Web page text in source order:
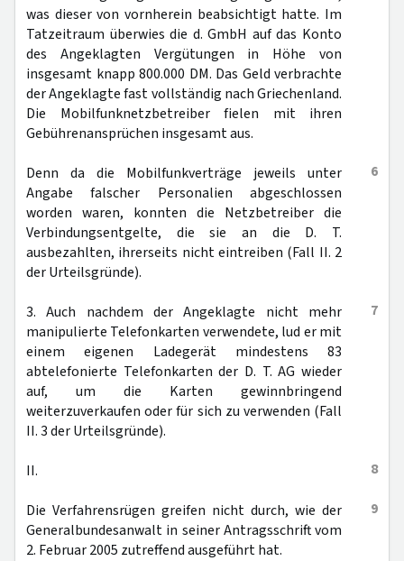
was dieser von vornherein beabsichtigt hatte. Im
Tatzeitraum überwies die d. GmbH auf das Konto
des Angeklagten Vergütungen in Höhe von
insgesamt knapp 800.000 DM. Das Geld verbrachte
der Angeklagte fast vollständig nach Griechenland.
Die Mobilfunknetzbetreiber fielen mit ihren
Gebührenansprüchen insgesamt aus.
6
Denn da die Mobilfunkverträge jeweils unter
Angabe falscher Personalien abgeschlossen
worden waren, konnten die Netzbetreiber die
Verbindungsentgelte, die sie an die D. T.
ausbezahlten, ihrerseits nicht eintreiben (Fall II. 2
der Urteilsgründe).
7
3. Auch nachdem der Angeklagte nicht mehr
manipulierte Telefonkarten verwendete, lud er mit
einem eigenen Ladegerät mindestens 83
abtelefonierte Telefonkarten der D. T. AG wieder
auf, um die Karten gewinnbringend
weiterzuverkaufen oder für sich zu verwenden (Fall
II. 3 der Urteilsgründe).
8
II.
9
Die Verfahrensrügen greifen nicht durch, wie der
Generalbundesanwalt in seiner Antragsschrift vom
2. Februar 2005 zutreffend ausgeführt hat.